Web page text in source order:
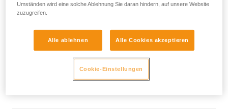
Newsletter abonnieren
und auf dem Laufenden bleiben
Umständen wird eine solche Ablehnung Sie daran hindern, auf unsere Website
zuzugreifen.
Alle ablehnen Alle Cookies akzeptieren
Cookie-Einstellungen